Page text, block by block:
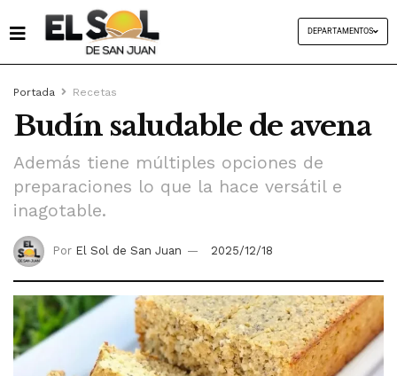
DEPARTAMENTOS
Portada Recetas
Budín saludable de avena
Además tiene múltiples opciones de
preparaciones lo que la hace versátil e
inagotable.
Por El Sol de San Juan 2025/12/18